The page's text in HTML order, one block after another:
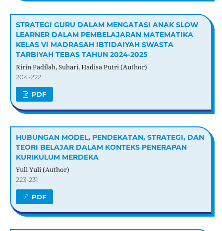
STRATEGI GURU DALAM MENGATASI ANAK SLOW
LEARNER DALAM PEMBELAJARAN MATEMATIKA
KELAS VI MADRASAH IBTIDAIYAH SWASTA
TARBIYAH TEBAS TAHUN 2024-2025
Ririn Padilah, Suhari, Hadisa Putri (Author)
204-222
PDF
HUBUNGAN MODEL, PENDEKATAN, STRATEGI, DAN
TEORI BELAJAR DALAM KONTEKS PENERAPAN
KURIKULUM MERDEKA
Yuli Yuli (Author)
223-231
PDF